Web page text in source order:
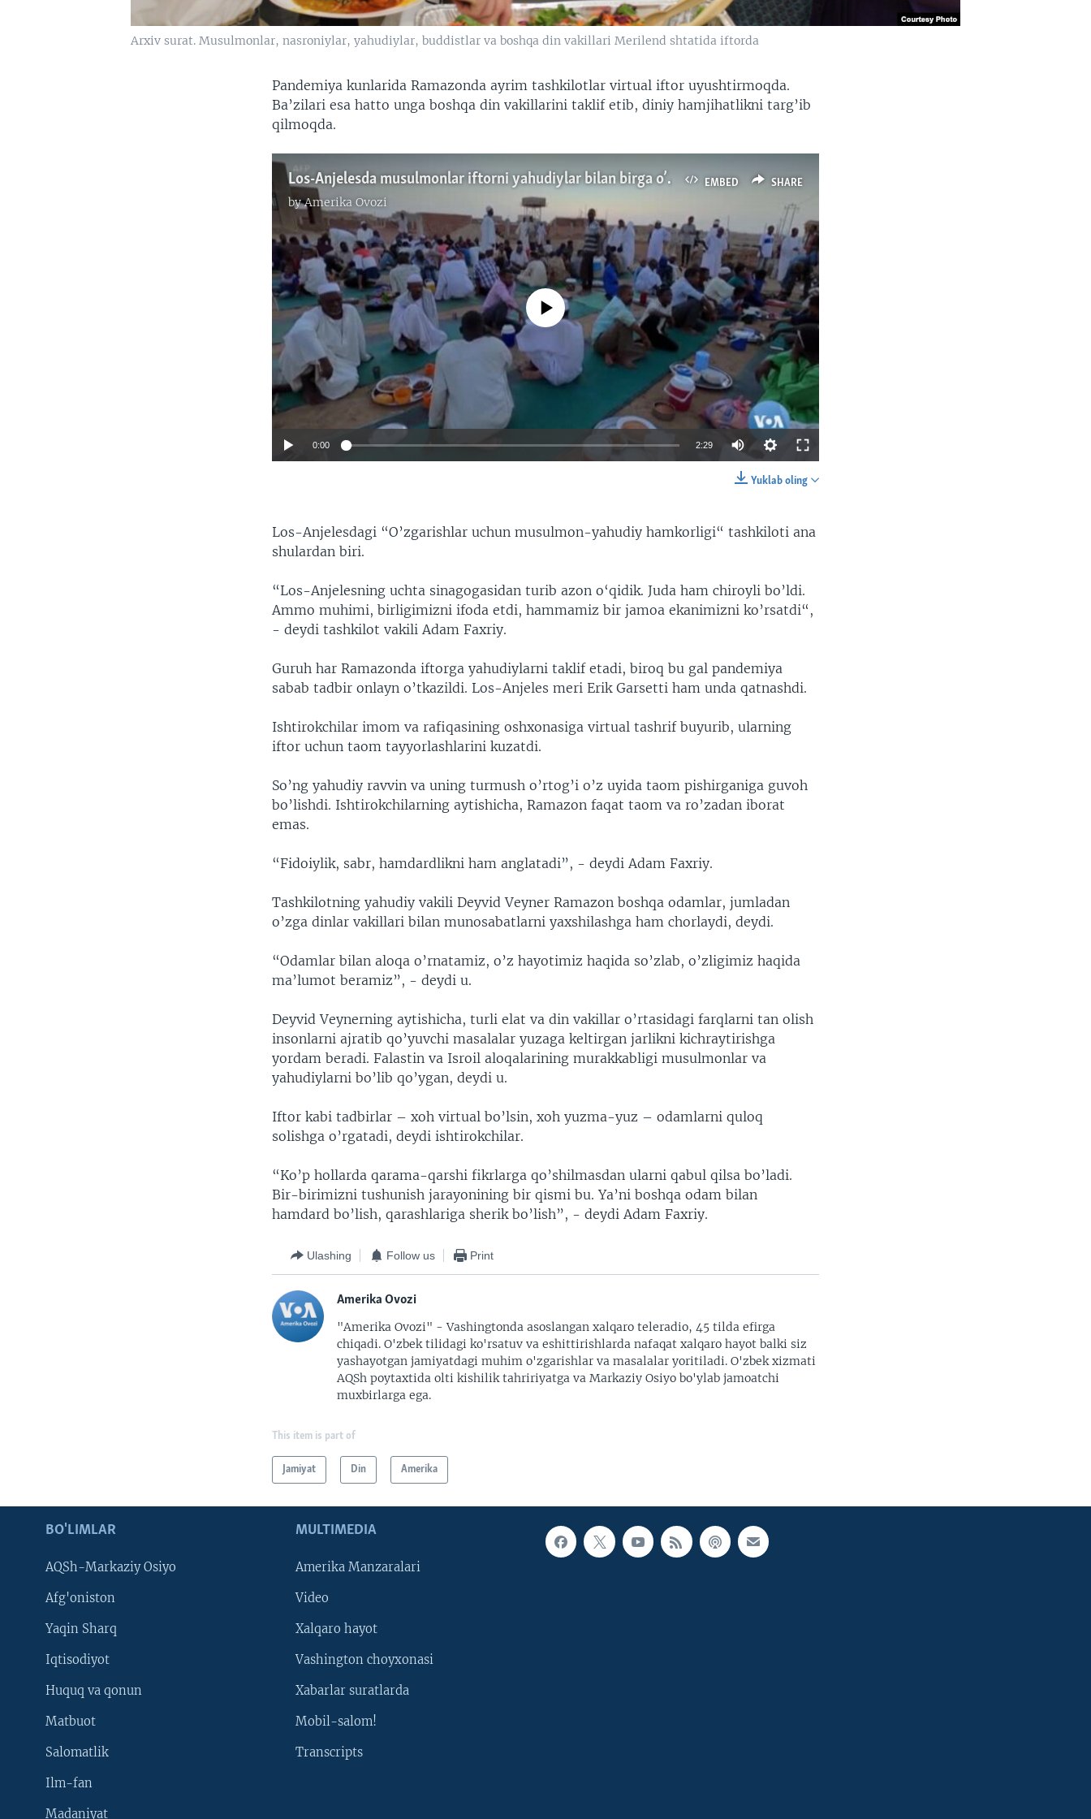
Arxiv surat. Musulmonlar, nasroniylar, yahudiylar, buddistlar va boshqa din vakillari Merilend shtatida iftorda
Pandemiya kunlarida Ramazonda ayrim tashkilotlar virtual iftor uyushtirmoqda.
Ba’zilari esa hatto unga boshqa din vakillarini taklif etib, diniy hamjihatlikni targ’ib
qilmoqda.
EMBED SHARE
Los-Anjelesda musulmonlar iftorni yahudiylar bilan birga o’tkazdi
byAmerika Ovozi
No media source currently available
0:00 2:29
Yuklab oling
Los-Anjelesdagi “O’zgarishlar uchun musulmon-yahudiy hamkorligi“ tashkiloti ana
shulardan biri.
“Los-Anjelesning uchta sinagogasidan turib azon o‘qidik. Juda ham chiroyli bo’ldi.
Ammo muhimi, birligimizni ifoda etdi, hammamiz bir jamoa ekanimizni ko’rsatdi“,
- deydi tashkilot vakili Adam Faxriy.
Guruh har Ramazonda iftorga yahudiylarni taklif etadi, biroq bu gal pandemiya
sabab tadbir onlayn o’tkazildi. Los-Anjeles meri Erik Garsetti ham unda qatnashdi.
Ishtirokchilar imom va rafiqasining oshxonasiga virtual tashrif buyurib, ularning
iftor uchun taom tayyorlashlarini kuzatdi.
So’ng yahudiy ravvin va uning turmush o’rtog’i o’z uyida taom pishirganiga guvoh
bo’lishdi. Ishtirokchilarning aytishicha, Ramazon faqat taom va ro’zadan iborat
emas.
“Fidoiylik, sabr, hamdardlikni ham anglatadi”, - deydi Adam Faxriy.
Tashkilotning yahudiy vakili Deyvid Veyner Ramazon boshqa odamlar, jumladan
o’zga dinlar vakillari bilan munosabatlarni yaxshilashga ham chorlaydi, deydi.
“Odamlar bilan aloqa o’rnatamiz, o’z hayotimiz haqida so’zlab, o’zligimiz haqida
ma’lumot beramiz”, - deydi u.
Deyvid Veynerning aytishicha, turli elat va din vakillar o’rtasidagi farqlarni tan olish
insonlarni ajratib qo’yuvchi masalalar yuzaga keltirgan jarlikni kichraytirishga
yordam beradi. Falastin va Isroil aloqalarining murakkabligi musulmonlar va
yahudiylarni bo’lib qo’ygan, deydi u.
Iftor kabi tadbirlar – xoh virtual bo’lsin, xoh yuzma-yuz – odamlarni quloq
solishga o’rgatadi, deydi ishtirokchilar.
“Ko’p hollarda qarama-qarshi fikrlarga qo’shilmasdan ularni qabul qilsa bo’ladi.
Bir-birimizni tushunish jarayonining bir qismi bu. Ya’ni boshqa odam bilan
hamdard bo’lish, qarashlariga sherik bo’lish”, - deydi Adam Faxriy.
Ulashing Follow us Print
Amerika Ovozi
"Amerika Ovozi" - Vashingtonda asoslangan xalqaro teleradio, 45 tilda efirga
chiqadi. O'zbek tilidagi ko'rsatuv va eshittirishlarda nafaqat xalqaro hayot balki siz
yashayotgan jamiyatdagi muhim o'zgarishlar va masalalar yoritiladi. O'zbek xizmati
AQSh poytaxtida olti kishilik tahririyatga va Markaziy Osiyo bo'ylab jamoatchi
muxbirlarga ega.
This item is part of
Jamiyat Din Amerika
BO'LIMLAR
AQSh-Markaziy Osiyo
Afg'oniston
Yaqin Sharq
Iqtisodiyot
Huquq va qonun
Matbuot
Salomatlik
Ilm-fan
Madaniyat
MULTIMEDIA
Amerika Manzaralari
Video
Xalqaro hayot
Vashington choyxonasi
Xabarlar suratlarda
Mobil-salom!
Transcripts